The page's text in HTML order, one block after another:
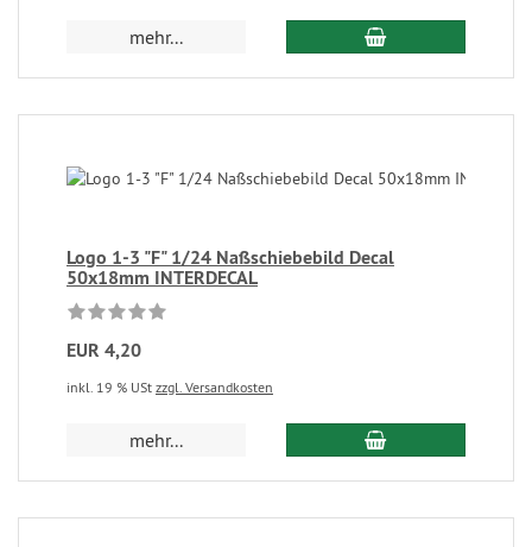
mehr...
Logo 1-3 "F" 1/24 Naßschiebebild Decal
50x18mm INTERDECAL
EUR 4,20
inkl. 19 % USt zzgl. Versandkosten
mehr...